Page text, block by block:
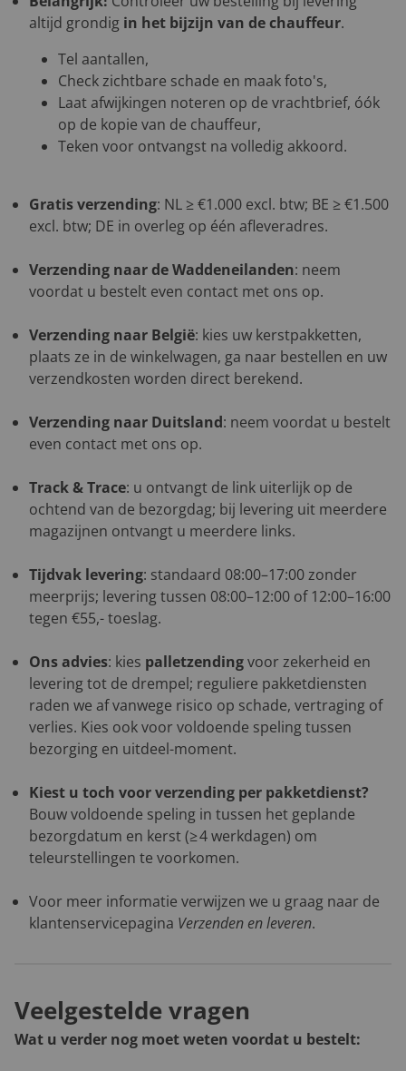
altijd grondig in het bijzijn van de chauffeur.
Tel aantallen,
Check zichtbare schade en maak foto's,
Laat afwijkingen noteren op de vrachtbrief, óók
op de kopie van de chauffeur,
Teken voor ontvangst na volledig akkoord.
Gratis verzending: NL ≥ €1.000 excl. btw; BE ≥ €1.500
excl. btw; DE in overleg op één afleveradres.
Verzending naar de Waddeneilanden: neem
voordat u bestelt even contact met ons op.
Verzending naar België: kies uw kerstpakketten,
plaats ze in de winkelwagen, ga naar bestellen en uw
verzendkosten worden direct berekend.
Verzending naar Duitsland: neem voordat u bestelt
even contact met ons op.
Track & Trace: u ontvangt de link uiterlijk op de
ochtend van de bezorgdag; bij levering uit meerdere
magazijnen ontvangt u meerdere links.
Tijdvak levering: standaard 08:00–17:00 zonder
meerprijs; levering tussen 08:00–12:00 of 12:00–16:00
tegen €55,- toeslag.
Ons advies: kies palletzendingvoor zekerheid en
levering tot de drempel; reguliere pakketdiensten
raden we af vanwege risico op schade, vertraging of
verlies. Kies ook voor voldoende speling tussen
bezorging en uitdeel-moment.
Kiest u toch voor verzending per pakketdienst?
Bouw voldoende speling in tussen het geplande
bezorgdatum en kerst (≥ 4 werkdagen) om
teleurstellingen te voorkomen.
Voor meer informatie verwijzen we u graag naar de
klantenservicepagina Verzenden en leveren.
Veelgestelde vragen
Wat u verder nog moet weten voordat u bestelt: